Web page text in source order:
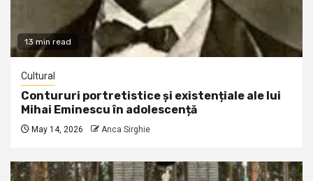
13 min read
Cultural
Contururi portretistice și existențiale ale lui
Mihai Eminescu în adolescență
May 14, 2026 Anca Sirghie